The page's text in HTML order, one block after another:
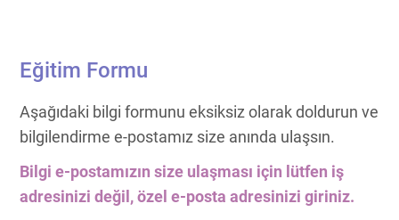
Eğitim Formu
Aşağıdaki bilgi formunu eksiksiz olarak doldurun ve
bilgilendirme e-postamız size anında ulaşsın.
Bilgi e-postamızın size ulaşması için lütfen iş
adresinizi değil, özel e-posta adresinizi giriniz.